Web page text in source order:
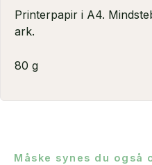
Printerpapir i A4.
ark.
80 g
Måske synes du også